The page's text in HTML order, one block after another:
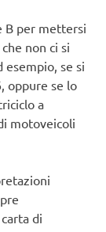
B per mettersi
non ci si
esempio, se si
oppure se lo
a
motoveicoli
di